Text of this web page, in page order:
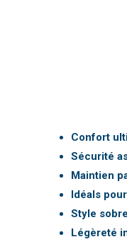
Confort
Sécurité
Maintien
Idéals
Style
Légèreté